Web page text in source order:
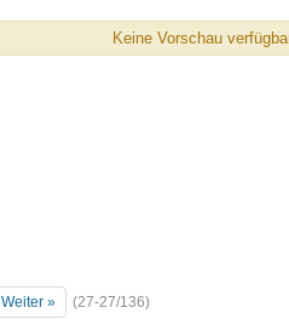
Keine Vorschau
Weiter » (27-27/136)